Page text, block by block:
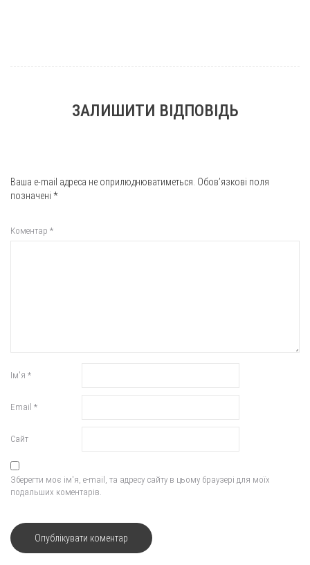
ЗАЛИШИТИ ВІДПОВІДЬ
Ваша e-mail адреса не оприлюднюватиметься. Обов’язкові поля
позначені *
Коментар *
Ім'я *
Email *
Сайт
Зберегти моє ім'я, e-mail, та адресу сайту в цьому браузері для моїх
подальших коментарів.